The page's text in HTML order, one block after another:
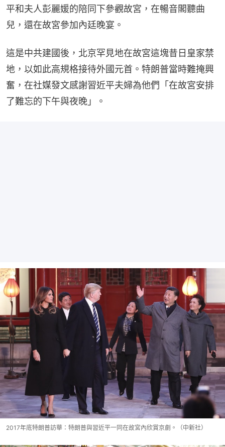
平和夫人彭麗媛的陪同下參觀故宮，在暢音閣聽曲
兒，還在故宮參加內廷晚宴。
這是中共建國後，北京罕見地在故宮這塊昔日皇家禁
地，以如此高規格接待外國元首。特朗普當時難掩興
奮，在社媒發文感謝習近平夫婦為他們「在故宮安排
了難忘的下午與夜晚」。
2017年底特朗普訪華：特朗普與習近平一同在故宮內欣賞京劇。（中新社）